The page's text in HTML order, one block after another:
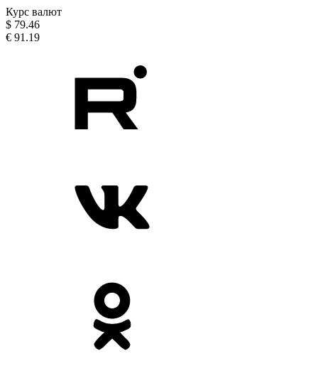
Курс валют
$ 79.46
€ 91.19